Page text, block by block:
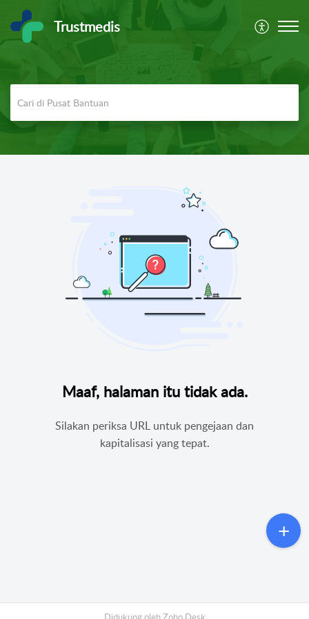
Trustmedis
Maaf, halaman itu tidak ada.
Silakan periksa URL untuk pengejaan dan
kapitalisasi yang tepat.